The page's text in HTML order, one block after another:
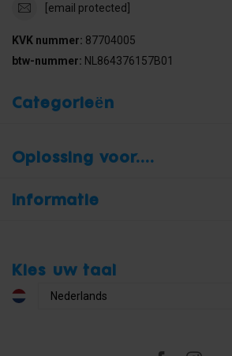
[email protected]
KVK nummer: 87704005
btw-nummer: NL864376157B01
Categorieën
Oplossing voor....
Informatie
Kies uw taal